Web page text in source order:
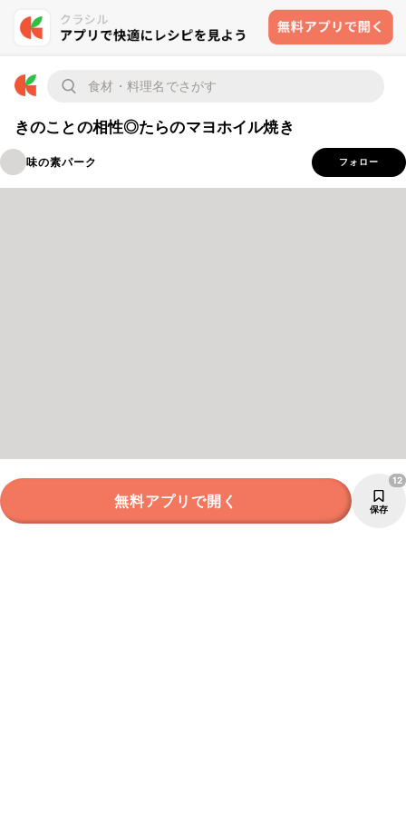
きのことの相性◎たらのマヨホイル焼き
味の素パーク フォロー
無料アプリで開く 保存
12